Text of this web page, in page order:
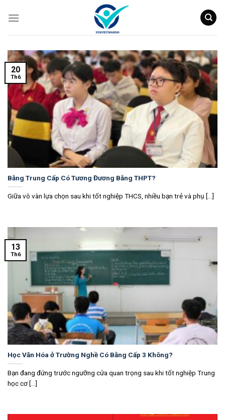
Bằng Trung Cấp Có Tương Đương Bằng THPT?
Giữa vô vàn lựa chọn sau khi tốt nghiệp THCS, nhiều bạn trẻ và phụ [...]
20
Th6
Học Văn Hóa ở Trường Nghề Có Bằng Cấp 3 Không?
Bạn đang đứng trước ngưỡng cửa quan trọng sau khi tốt nghiệp Trung
học cơ [...]
13
Th6